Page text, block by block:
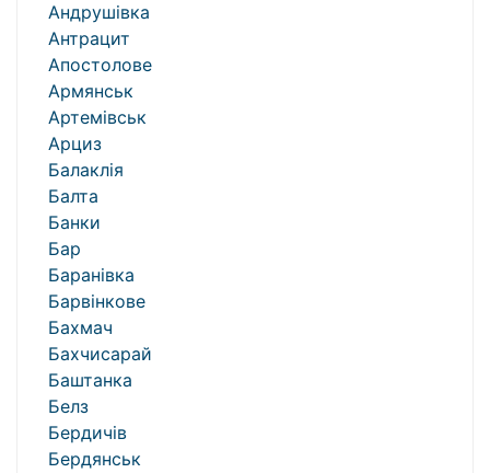
Андрушівка
Антрацит
Апостолове
Армянськ
Артемівськ
Арциз
Балаклія
Балта
Банки
Бар
Баранівка
Барвінкове
Бахмач
Бахчисарай
Баштанка
Белз
Бердичів
Бердянськ